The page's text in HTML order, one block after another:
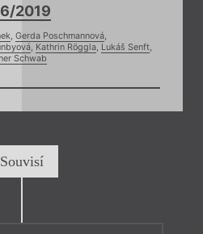
2019
, Gerda Poschmannová,
, Kathrin Röggla, Lukáš Senft,
Schwab
Souvisí